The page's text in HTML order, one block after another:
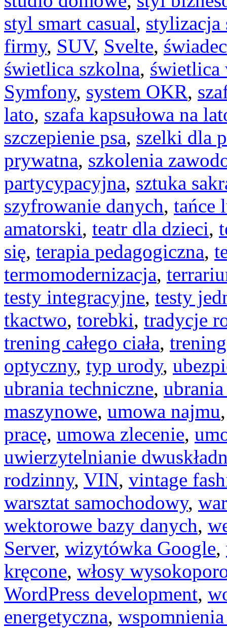
styl smart casual,
firmy, SUV, Svelte,
świetlica szkolna, świetlica
Symfony, system OKR,
lato, szafa kapsułowa na
szczepienie psa, szelki dla
prywatna, szkolenia
partycypacyjna, sztuka
szyfrowanie danych, tańce
amatorski, teatr dla dzieci,
się, terapia pedagogiczna,
termomodernizacja,
testy integracyjne, testy
tkactwo, torebki, tradycje
trening całego ciała,
optyczny, typ urody,
ubrania techniczne,
maszynowe, umowa najmu
pracę, umowa zlecenie,
uwierzytelnianie
rodzinny, VIN, vintage
warsztat samochodowy,
wektorowe bazy danych,
Server, wizytówka Google,
kręcone, włosy
WordPress development,
energetyczna,